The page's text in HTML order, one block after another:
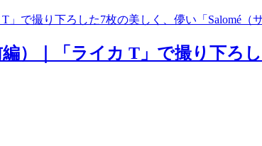
で撮り下ろした7枚の美しく、儚い「Salomé（
）｜「ライカ T」で撮り下ろ